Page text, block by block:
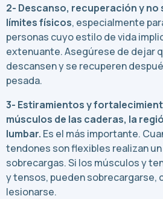
2- Descanso, recuperación y
límites físicos, especialmente
personas cuyo estilo de vida
extenuante. Asegúrese de dejar
descansen y se recuperen
pesada.
3- Estiramientos y
músculos de las caderas, la
lumbar. Es el más importante.
tendones son flexibles realizan
sobrecargas. Si los músculos y
y tensos, pueden sobrecargarse,
lesionarse.